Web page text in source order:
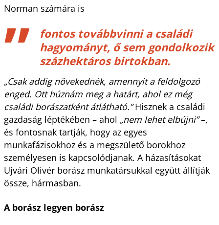
Norman számára is
fontos továbbvinni a családi
hagyományt, ő sem gondolkozik
százhektáros birtokban.
„Csak addig növekednék, amennyit a feldolgozó
enged. Ott húznám meg a határt, ahol ez még
családi borászatként átlátható.”Hisznek a családi
gazdaság léptékében – ahol „nem lehet elbújni”–,
és fontosnak tartják, hogy az egyes
munkafázisokhoz és a megszülető borokhoz
személyesen is kapcsolódjanak. A házasításokat
Ujvári Olivér borász munkatársukkal együtt állítják
össze, hármasban.
A borász legyen borász